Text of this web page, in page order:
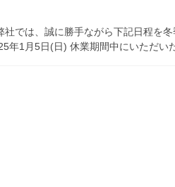
では、誠に勝手ながら下記日程を冬
1月5日(日) 休業期間中にいただい